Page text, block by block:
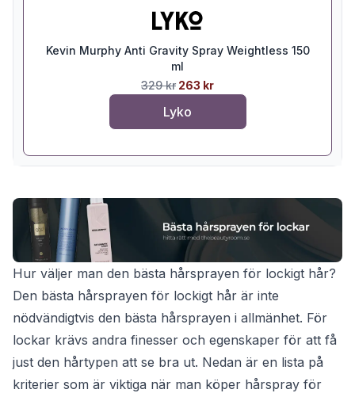
Kevin Murphy Anti Gravity Spray Weightless 150
ml
329 kr 263 kr
Lyko
Hur väljer man den bästa hårsprayen för lockigt hår?
Den bästa hårsprayen för lockigt hår är inte
nödvändigtvis den bästa hårsprayen i allmänhet. För
lockar krävs andra finesser och egenskaper för att få
just den hårtypen att se bra ut. Nedan är en lista på
kriterier som är viktiga när man köper hårspray för